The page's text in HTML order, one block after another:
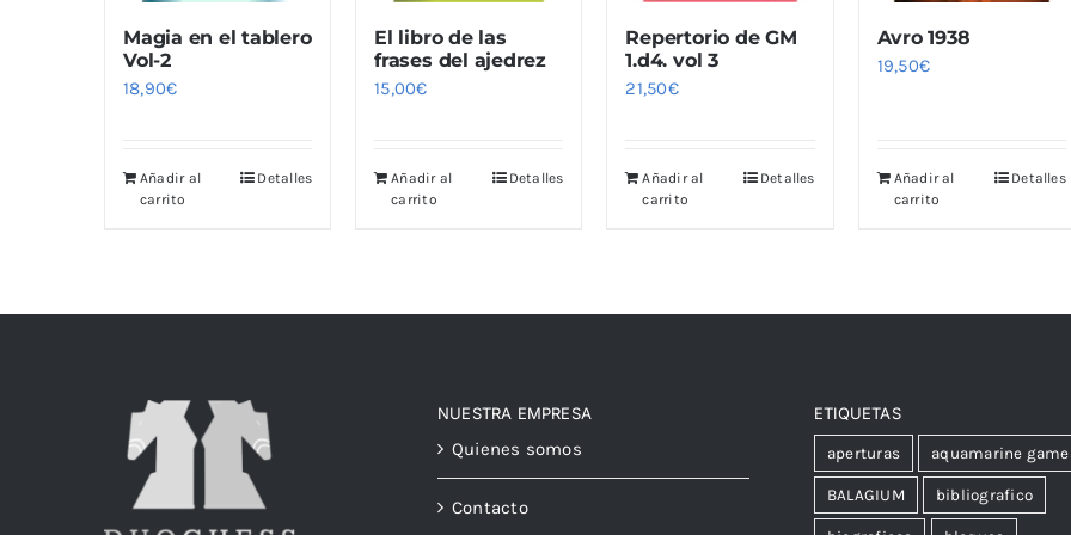
Magia en el tablero
Vol-2
18,90€
Añadir al
carrito
Detalles
El libro de las
frases del ajedrez
15,00€
Añadir al
carrito
Detalles
Repertorio de GM
1.d4. vol 3
21,50€
Añadir al
carrito
Detalles
Avro 1938
19,50€
Añadir al
carrito
Detalles
NUESTRA EMPRESA
Quienes somos
Contacto
ETIQUETAS
aperturas aquamarine
BALAGIUM bibliografico